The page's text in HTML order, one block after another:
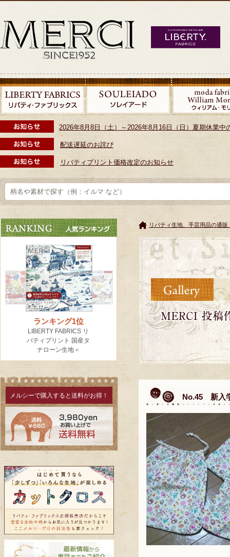
2026年8月8日（土）～2026年8月16日（日）夏期休業中
配送遅延のお詫び
リバティプリント価格改定のお知らせ
メルシーで購入すると送料がお得！
リバティ生地、手芸用品の通
No.45 新入